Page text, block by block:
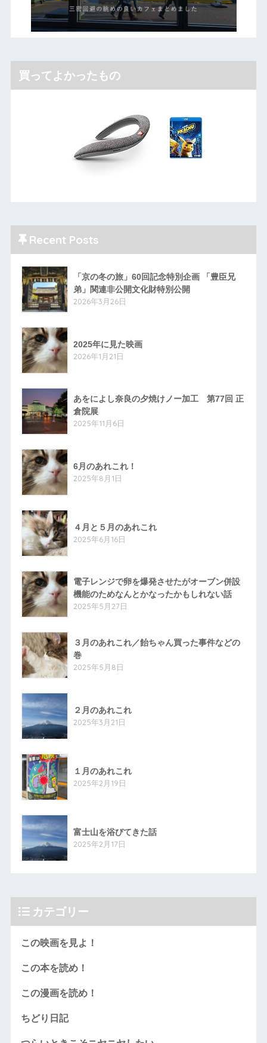
買ってよかったもの
Recent Posts
「京の冬の旅」60回記念特別企画 「豊臣兄
弟」関連非公開文化財特別公開
2026年3月26日
2025年に見た映画
2026年1月21日
あをによし奈良の夕焼けノー加工 第77回 正
倉院展
2025年11月6日
6月のあれこれ！
2025年8月1日
４月と５月のあれこれ
2025年6月16日
電子レンジで卵を爆発させたがオーブン併設
機能のためなんとかなったかもしれない話
2025年5月27日
３月のあれこれ／飴ちゃん買った事件などの
巻
2025年5月8日
２月のあれこれ
2025年3月21日
１月のあれこれ
2025年2月19日
富士山を浴びてきた話
2025年2月17日
カテゴリー
この映画を見よ！
この本を読め！
この漫画を読め！
ちどり日記